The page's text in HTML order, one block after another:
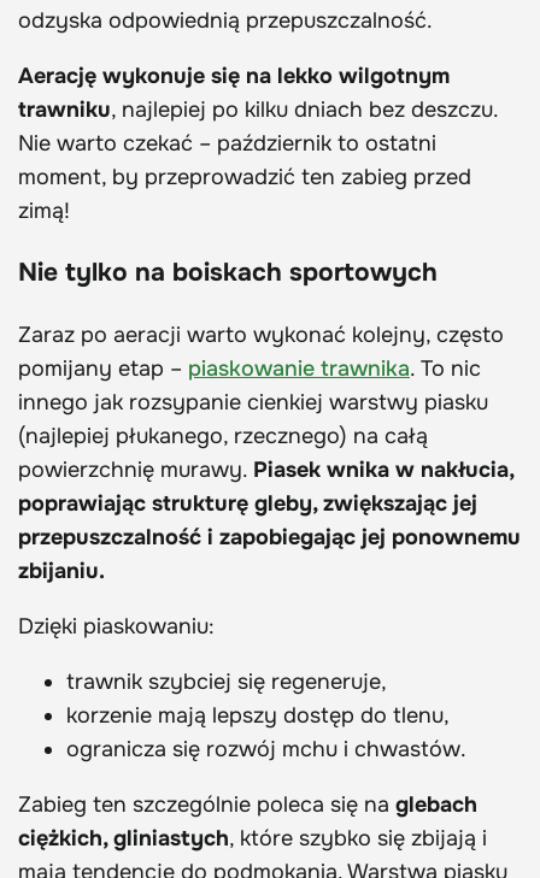
odzyska odpowiednią przepuszczalność.
Aerację wykonuje się na lekko wilgotnym
trawniku, najlepiej po kilku dniach bez deszczu.
Nie warto czekać – październik to ostatni
moment, by przeprowadzić ten zabieg przed
zimą!
Nie tylko na boiskach sportowych
Zaraz po aeracji warto wykonać kolejny, często
pomijany etap – piaskowanie trawnika. To nic
innego jak rozsypanie cienkiej warstwy piasku
(najlepiej płukanego, rzecznego) na całą
powierzchnię murawy. Piasek wnika w nakłucia,
poprawiając strukturę gleby, zwiększając jej
przepuszczalność i zapobiegając jej ponownemu
zbijaniu.
Dzięki piaskowaniu:
trawnik szybciej się regeneruje,
korzenie mają lepszy dostęp do tlenu,
ogranicza się rozwój mchu i chwastów.
Zabieg ten szczególnie poleca się na glebach
ciężkich, gliniastych, które szybko się zbijają i
mają tendencję do podmokania. Warstwa piasku